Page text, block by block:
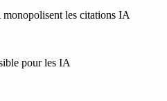
les citations IA
pour les IA